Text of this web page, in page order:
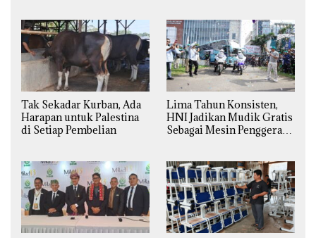
Tak Sekadar Kurban, Ada
Harapan untuk Palestina
di Setiap Pembelian
Lima Tahun Konsisten,
HNI Jadikan Mudik Gratis
Sebagai Mesin Penggerak